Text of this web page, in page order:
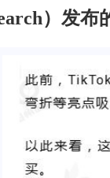
）发布